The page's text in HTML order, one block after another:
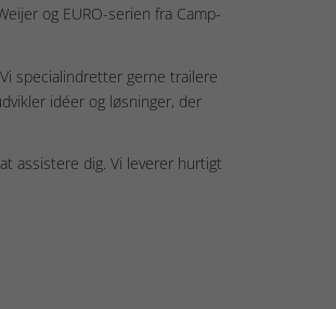
og EURO-serien fra Camp-
specialindretter gerne trailere
idéer og løsninger, der
assistere dig. Vi leverer hurtigt